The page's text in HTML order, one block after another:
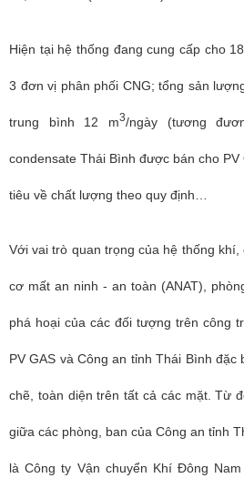
Hiện tại hệ thống đang cung cấp cho
3 đơn vị phân phối CNG; tổng sản
trung bình 12 m3/ngày (tương
condensate Thái Bình được bán cho
tiêu về chất lượng theo quy định…
Với vai trò quan trọng của hệ thống
cơ mất an ninh - an toàn (ANAT),
phá hoại của các đối tượng trên công
PV GAS và Công an tỉnh Thái Bình đặc
chẽ, toàn diện trên tất cả các mặt. Từ
giữa các phòng, ban của Công an tỉnh
là Công ty Vận chuyển Khí Đông